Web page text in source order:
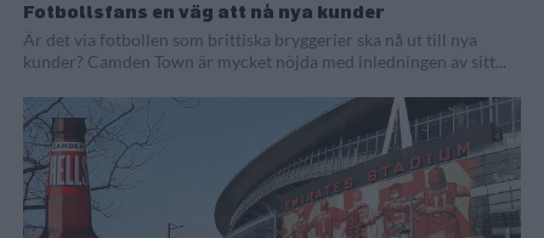
Fotbollsfans en väg att nå nya kunder
Är det via fotbollen som brittiska bryggerier ska nå ut till nya
kunder? Camden Town är mycket nöjda med inledningen av sitt...